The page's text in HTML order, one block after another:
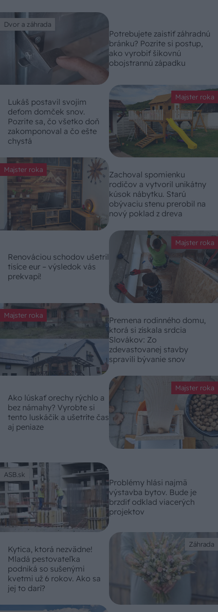
Dvor a záhrada
Potrebujete zaistiť záhradnú
bránku? Pozrite si postup,
ako vyrobiť šikovnú
obojstrannú západku
Majster roka
Lukáš postavil svojim
deťom domček snov.
Pozrite sa, čo všetko doň
zakomponoval a čo ešte
chystá
Majster roka
Zachoval spomienku
rodičov a vytvoril unikátny
kúsok nábytku. Starú
obývaciu stenu prerobil na
nový poklad z dreva
Majster roka
Renováciou schodov ušetril
tisíce eur – výsledok vás
prekvapí!
Majster roka
Premena rodinného domu,
ktorá si získala srdcia
Slovákov: Zo
zdevastovanej stavby
spravili bývanie snov
Majster roka
Ako lúskať orechy rýchlo a
bez námahy? Vyrobte si
tento luskáčik a ušetríte čas
aj peniaze
ASB.sk
Problémy hlási najmä
výstavba bytov. Bude je
brzdiť odklad viacerých
projektov
Záhrada
Kytica, ktorá nezvädne!
Mladá pestovateľka
podniká so sušenými
kvetmi už 6 rokov. Ako sa
jej to darí?